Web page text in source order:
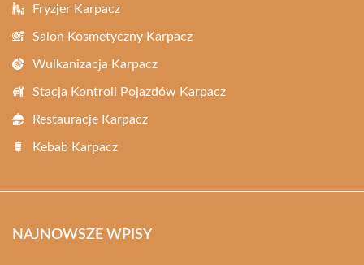
Fryzjer Karpacz
Salon Kosmetyczny Karpacz
Wulkanizacja Karpacz
Stacja Kontroli Pojazdów Karpacz
Restauracje Karpacz
Kebab Karpacz
NAJNOWSZE WPISY